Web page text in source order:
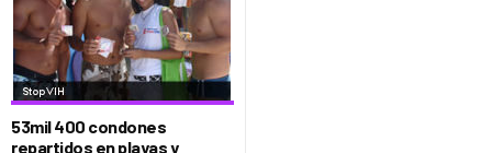
VIDA
SOCIEDAD
CULTURIZANDO.COM
53mil 400 condones
repartidos en playas y